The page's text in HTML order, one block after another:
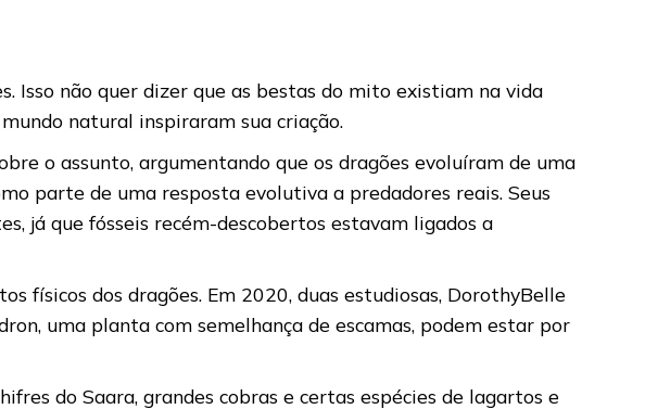
Isso não quer dizer que as bestas do mito existiam na vida
natural inspiraram sua criação.
o assunto, argumentando que os dragões evoluíram de uma
parte de uma resposta evolutiva a predadores reais. Seus
já que fósseis recém-descobertos estavam ligados a
físicos dos dragões. Em 2020, duas estudiosas, DorothyBelle
uma planta com semelhança de escamas, podem estar por
do Saara, grandes cobras e certas espécies de lagartos e